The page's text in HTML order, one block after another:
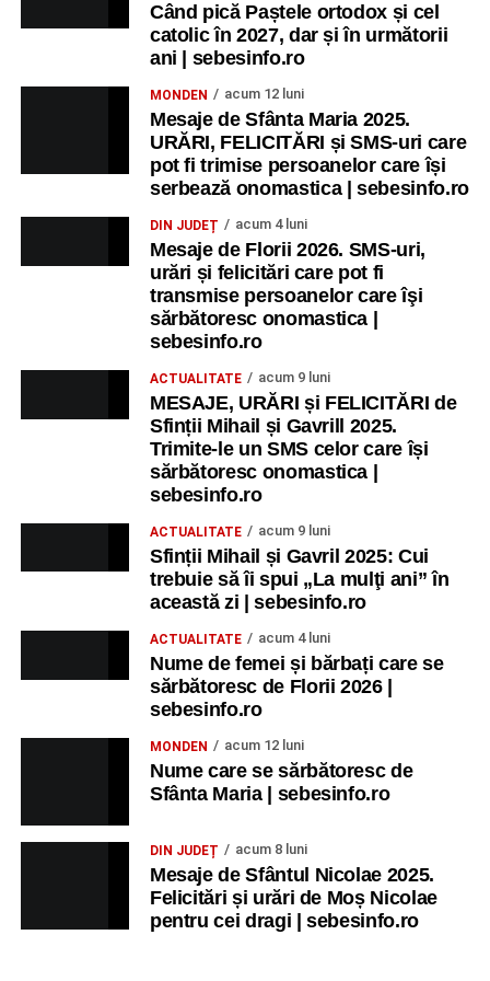
Copiii în armonia orașului
– Școala din Răhău: activități recreative pentru
copii.
– Curtea Școlii „M. Kogălniceanu”: activități
recreative pentru copii.
Ora 17.00– Grădina Muzeului Municipal „Ioan Raica”
Sebeș: încheierea Școlii de vară„Curcubeul Prieteniei”
– Aula Primăriei Municipiului Sebeș:
festivitatea de premiere a șefilor de promoție și a elevilor
care au obținut rezultate remarcabile la examenele de
Evaluare Națională și Bacalaureat.
Ora 19.00– Parcul Tineretului:
Spectacol pentru copii și
Alexandra Pamfilie și Școala de muzică „DoReMi”
Ancuța Stănuș și grupul de folclor;
Trupa de Dansuri Săsești.
– Parcul Tineretului: proiecția filmului pentru
„Străjerii Deltei”(România, 2021), film de familie și
JOI, 27 AUGUST 2026
Grădina Muzeului Municipal „Ioan
Raica” Sebeș
Sărbătoarea Seniorilor– festivitatea de
premiere a cuplurilor care aniversează 50 de ani de
Când pică Paștele ortodox și cel
catolic în 2027, dar și în următorii
ani | sebesinfo.ro
MONDEN acum 12 luni
Mesaje de Sfânta Maria 2025.
URĂRI, FELICITĂRI și SMS-uri care
pot fi trimise persoanelor care își
serbează onomastica | sebesinfo.ro
DIN JUDEȚ acum 4 luni
Mesaje de Florii 2026. SMS-uri,
urări și felicitări care pot fi
transmise persoanelor care îşi
sărbătoresc onomastica |
sebesinfo.ro
ACTUALITATE acum 9 luni
MESAJE, URĂRI și FELICITĂRI de
Sfinții Mihail și Gavrill 2025.
Trimite-le un SMS celor care își
sărbătoresc onomastica |
sebesinfo.ro
ACTUALITATE acum 9 luni
Sfinții Mihail și Gavril 2025: Cui
trebuie să îi spui „La mulţi ani” în
această zi | sebesinfo.ro
ACTUALITATE acum 4 luni
Nume de femei și bărbați care se
sărbătoresc de Florii 2026 |
sebesinfo.ro
MONDEN acum 12 luni
Nume care se sărbătoresc de
Sfânta Maria | sebesinfo.ro
DIN JUDEȚ acum 8 luni
Mesaje de Sfântul Nicolae 2025.
Felicitări și urări de Moș Nicolae
pentru cei dragi | sebesinfo.ro